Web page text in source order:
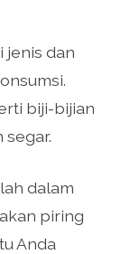
jenis dan
biji-bijian
segar.
dalam
piring
Anda